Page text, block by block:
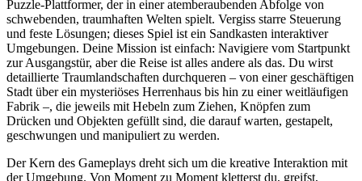
Puzzle-Plattformer, der in einer atemberaubenden Abfolge von
schwebenden, traumhaften Welten spielt. Vergiss starre Steuerung
und feste Lösungen; dieses Spiel ist ein Sandkasten interaktiver
Umgebungen. Deine Mission ist einfach: Navigiere vom Startpunkt
zur Ausgangstür, aber die Reise ist alles andere als das. Du wirst
detaillierte Traumlandschaften durchqueren – von einer geschäftigen
Stadt über ein mysteriöses Herrenhaus bis hin zu einer weitläufigen
Fabrik –, die jeweils mit Hebeln zum Ziehen, Knöpfen zum
Drücken und Objekten gefüllt sind, die darauf warten, gestapelt,
geschwungen und manipuliert zu werden.
Der Kern des Gameplays dreht sich um die kreative Interaktion mit
der Umgebung. Von Moment zu Moment kletterst du, greifst,